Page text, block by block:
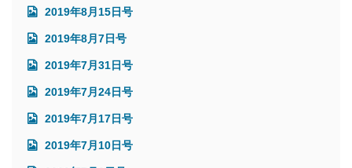
2019年8月15日号
2019年8月7日号
2019年7月31日号
2019年7月24日号
2019年7月17日号
2019年7月10日号